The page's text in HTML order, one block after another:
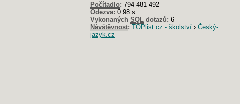
Počítadlo: 794 481 492
Odezva: 0.98 s
Vykonaných SQL dotazů: 6
Návštěvnost: TOPlist.cz - školství › Český-
jazyk.cz